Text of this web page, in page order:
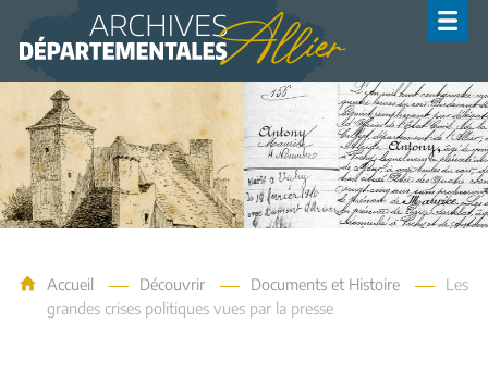
Archives de l'Allier
Accueil Découvrir Documents et Histoire
Les
grandes crises politiques vues par la presse